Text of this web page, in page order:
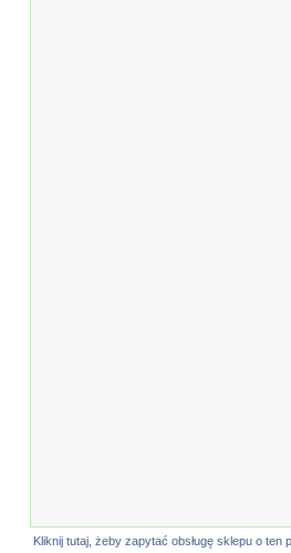
Kliknij tutaj, żeby zapytać obsługę sklepu o